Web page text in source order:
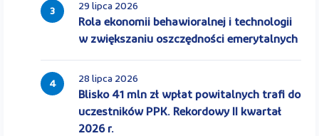
3 29 lipca 2026
Rola ekonomii behawioralnej i technologii
w zwiększaniu oszczędności emerytalnych
4 28 lipca 2026
Blisko 41 mln zł wpłat powitalnych trafi do
uczestników PPK. Rekordowy II kwartał
2026 r.